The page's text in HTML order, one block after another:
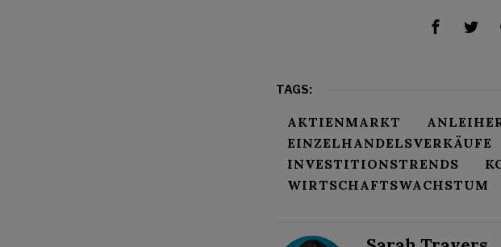
TAGS:
AKTIENMARKT
EINZELHANDELSVERKÄUFE
INVESTITIONSTRENDS
WIRTSCHAFTSWACHSTUM